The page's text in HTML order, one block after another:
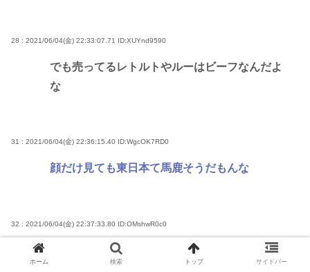
28 : 2021/06/04(金) 22:33:07.71 ID:XUYnd9590
でも売ってるレトルトやルーはビーフなんだよ
な
31 : 2021/06/04(金) 22:36:15.40 ID:WgcOK7RD0
顔だけ見ても東日本て馬鹿そうだもんな
32 : 2021/06/04(金) 22:37:33.80 ID:OMshwR0c0
ホーム 検索 トップ サイドバー